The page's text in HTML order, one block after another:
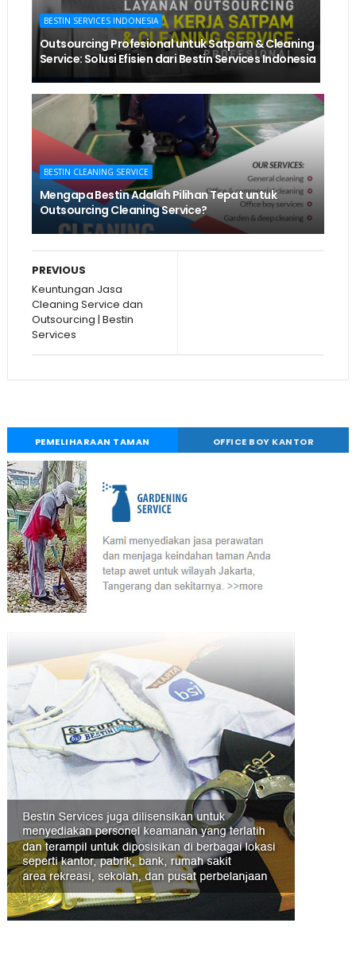
BESTIN SERVICES INDONESIA
Outsourcing Profesional untuk Satpam & Cleaning
Service: Solusi Efisien dari Bestin Services Indonesia
BESTIN CLEANING SERVICE
Mengapa Bestin Adalah Pilihan Tepat untuk
Outsourcing Cleaning Service?
PREVIOUS
Keuntungan Jasa
Cleaning Service dan
Outsourcing | Bestin
Services
PEMELIHARAAN TAMAN OFFICE BOY KANTOR